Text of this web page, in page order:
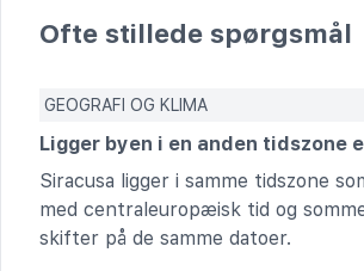
Ofte stillede spørgsmål
GEOGRAFI OG KLIMA
Ligger byen i en anden tidszone
Siracusa ligger i samme tidszone
med centraleuropæisk tid og
skifter på de samme datoer.